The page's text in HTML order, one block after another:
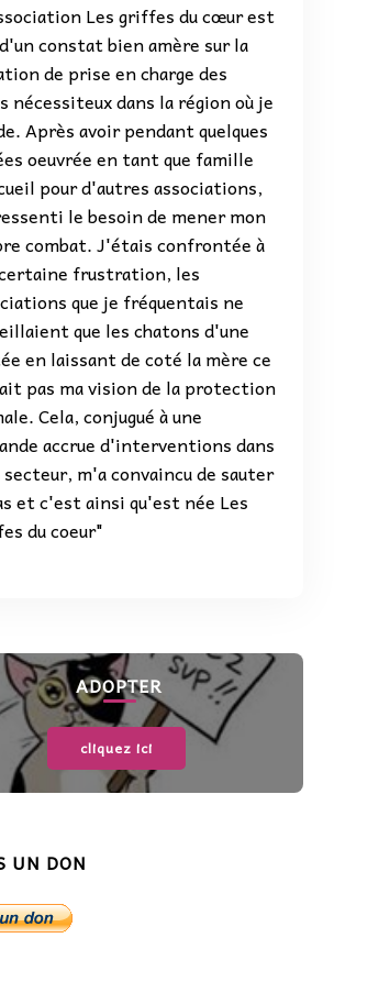
Les griffes du cœur est
constat bien amère sur la
de prise en charge des
nécessiteux dans la région où je
Après avoir pendant quelques
oeuvrée en tant que famille
pour d'autres associations,
le besoin de mener mon
combat. J'étais confrontée à
frustration, les
que je fréquentais ne
que les chatons d'une
en laissant de coté la mère ce
pas ma vision de la protection
Cela, conjugué à une
accrue d'interventions dans
m'a convaincu de sauter
et c'est ainsi qu'est née Les
du coeur"
ADOPTER
cliquez ici
UN DON